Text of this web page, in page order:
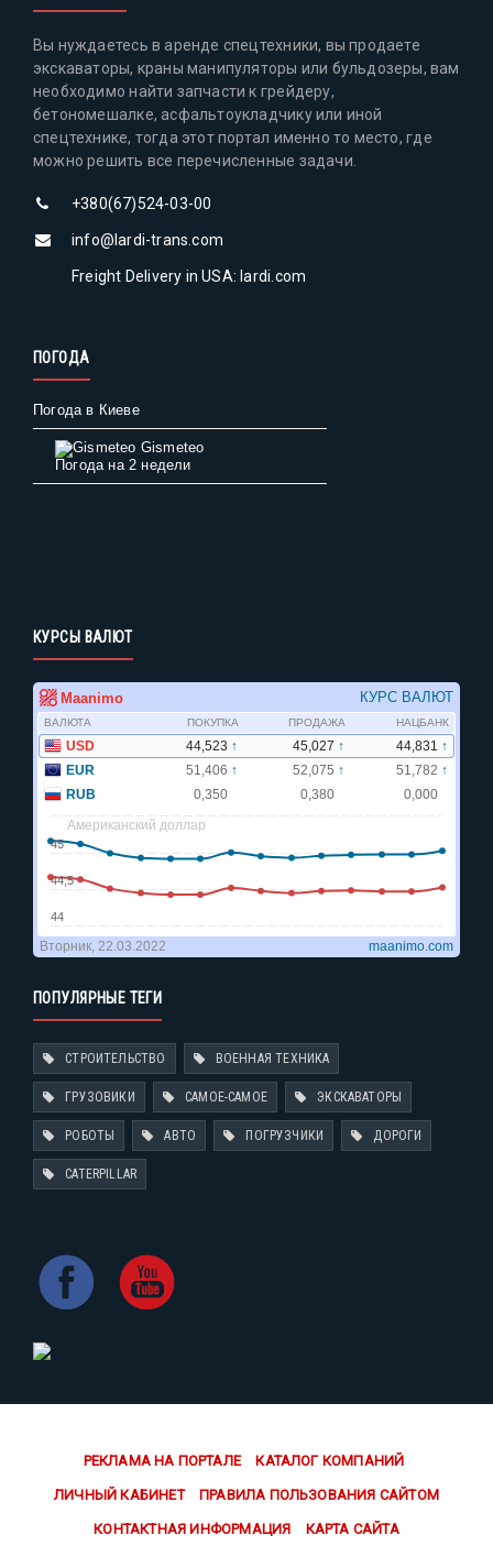
Вы нуждаетесь в аренде спецтехники, вы продаете
экскаваторы, краны манипуляторы или бульдозеры, вам
необходимо найти запчасти к грейдеру,
бетономешалке, асфальтоукладчику или иной
спецтехнике, тогда этот портал именно то место, где
можно решить все перечисленные задачи.
+380(67)524-03-00
info@lardi-trans.com
Freight Delivery in USA: lardi.com
ПОГОДА
Погода в Киеве
Gismeteo
Погода на 2 недели
КУРСЫ ВАЛЮТ
ПОПУЛЯРНЫЕ ТЕГИ
СТРОИТЕЛЬСТВО ВОЕННАЯ ТЕХНИКА
ГРУЗОВИКИ САМОЕ-САМОЕ ЭКСКАВАТОРЫ
РОБОТЫ АВТО ПОГРУЗЧИКИ ДОРОГИ
CATERPILLAR
РЕКЛАМА НА ПОРТАЛЕ КАТАЛОГ КОМПАНИЙ
ЛИЧНЫЙ КАБИНЕТ ПРАВИЛА ПОЛЬЗОВАНИЯ САЙТОМ
КОНТАКТНАЯ ИНФОРМАЦИЯ КАРТА САЙТА